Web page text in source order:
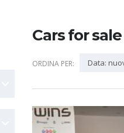
Cars for sale
ORDINA PER: Data: